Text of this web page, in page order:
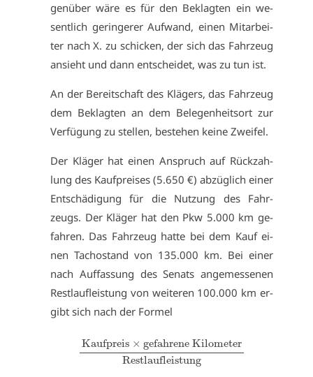
gen­über wä­re es für den Be­klag­ten ein we­
sent­lich ge­rin­ge­rer Auf­wand, ei­nen Mit­ar­bei­
ter nach X. zu schi­cken, der sich das Fahr­zeug
an­sieht und dann ent­schei­det, was zu tun ist.
An der Be­reit­schaft des Klä­gers, das Fahr­zeug
dem Be­klag­ten an dem Be­le­gen­heits­ort zur
Ver­fü­gung zu stel­len, be­ste­hen kei­ne Zwei­fel.
Der Klä­ger hat ei­nen An­spruch auf Rück­zah­
lung des Kauf­prei­ses (5.650 €) ab­züg­lich ei­ner
Ent­schä­di­gung für die Nut­zung des Fahr­
zeugs. Der Klä­ger hat den Pkw 5.000 km ge­
fah­ren. Das Fahr­zeug hat­te bei dem Kauf ei­
nen Ta­chostand von 135.000 km. Bei ei­ner
nach Auf­fas­sung des Se­nats an­ge­mes­se­nen
Rest­lauf­leis­tung von wei­te­ren 100.000 km er­
gibt sich nach der For­mel
Kauf­preis × ge­fah­re­ne Ki­lo­me­ter
Rest­lauf­leis­tung